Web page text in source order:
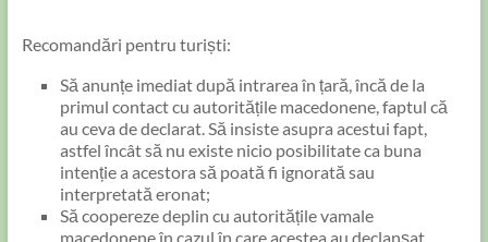
Recomandări pentru turiști:
Să anunțe imediat după intrarea în țară, încă de la
primul contact cu autoritățile macedonene, faptul că
au ceva de declarat. Să insiste asupra acestui fapt,
astfel încât să nu existe nicio posibilitate ca buna
intenție a acestora să poată fi ignorată sau
interpretată eronat;
Să coopereze deplin cu autoritățile vamale
macedonene în cazul în care acestea au declanșat